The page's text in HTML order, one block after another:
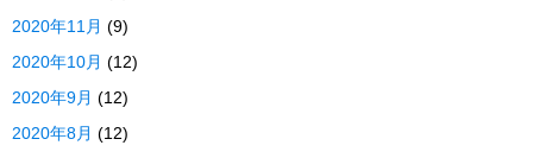
2020年11月 (9)
2020年10月 (12)
2020年9月 (12)
2020年8月 (12)